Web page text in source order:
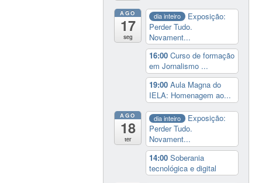
AGO
17
seg
dia inteiro
Exposição:
Perder Tudo.
Novament...
16:00Curso de formação
em Jornalismo ...
19:00Aula Magna do
IELA: Homenagem ao...
AGO
18
ter
dia inteiro
Exposição:
Perder Tudo.
Novament...
14:00Soberania
tecnológica e digital